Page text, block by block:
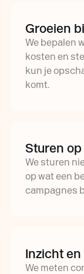
Groeien
We bepalen
kosten en
kun je
komt.
Sturen
We sturen
op wat een
campagnes
Inzicht
We meten